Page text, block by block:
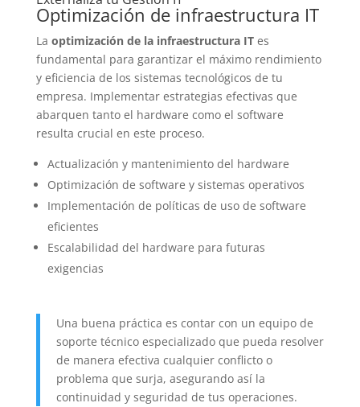
Optimización de infraestructura IT
La optimización de la infraestructura ITes
fundamental para garantizar el máximo rendimiento
y eficiencia de los sistemas tecnológicos de tu
empresa. Implementar estrategias efectivas que
abarquen tanto el hardware como el software
resulta crucial en este proceso.
Actualización y mantenimiento del hardware
Optimización de software y sistemas operativos
Implementación de políticas de uso de software
eficientes
Escalabilidad del hardware para futuras
exigencias
Una buena práctica es contar con un equipo de
soporte técnico especializado que pueda resolver
de manera efectiva cualquier conflicto o
problema que surja, asegurando así la
continuidad y seguridad de tus operaciones.